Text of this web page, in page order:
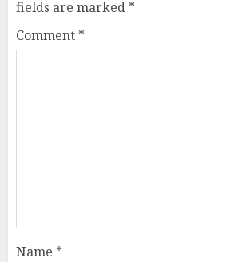
fields are marked *
Comment *
Name *